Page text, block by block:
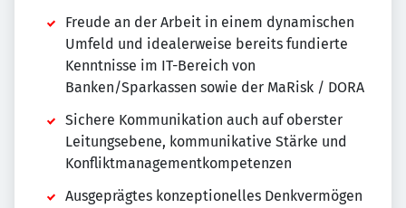
Freude an der Arbeit in einem dynamischen
Umfeld und idealerweise bereits fundierte
Kenntnisse im IT-Bereich von
Banken/Sparkassen sowie der MaRisk / DORA
Sichere Kommunikation auch auf oberster
Leitungsebene, kommunikative Stärke und
Konfliktmanagementkompetenzen
Ausgeprägtes konzeptionelles Denkvermögen